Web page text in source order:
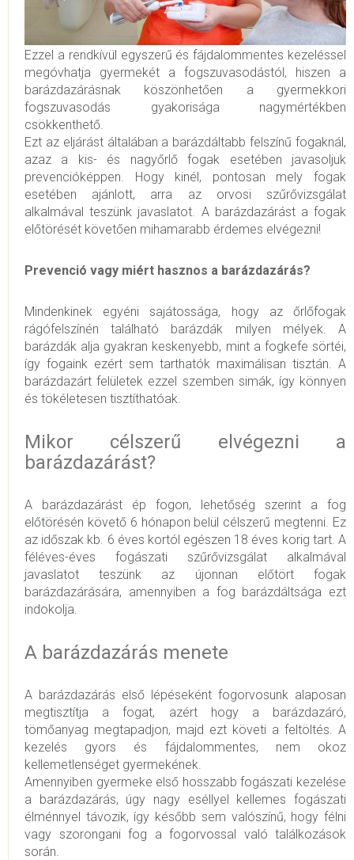
Ezzel a rendkívül egyszerű és fájdalommentes kezeléssel
megóvhatja gyermekét a fogszuvasodástól, hiszen a
barázdazárásnak köszönhetően a gyermekkori
fogszuvasodás gyakorisága nagymértékben
csökkenthető.
Ezt az eljárást általában a barázdáltabb felszínű fogaknál,
azaz a kis- és nagyőrlő fogak esetében javasoljuk
prevencióképpen. Hogy kinél, pontosan mely fogak
esetében ajánlott, arra az orvosi szűrővizsgálat
alkalmával teszünk javaslatot. A barázdazárást a fogak
előtörését követően mihamarabb érdemes elvégezni!
Prevenció vagy miért hasznos a barázdazárás?
Mindenkinek egyéni sajátossága, hogy az őrlőfogak
rágófelszínén található barázdák milyen mélyek. A
barázdák alja gyakran keskenyebb, mint a fogkefe sörtéi,
így fogaink ezért sem tarthatók maximálisan tisztán. A
barázdazárt felületek ezzel szemben simák, így könnyen
és tökéletesen tisztíthatóak.
Mikor célszerű elvégezni a
barázdazárást?
A barázdazárást ép fogon, lehetőség szerint a fog
előtörésén követő 6 hónapon belül célszerű megtenni. Ez
az időszak kb. 6 éves kortól egészen 18 éves korig tart. A
féléves-éves fogászati szűrővizsgálat alkalmával
javaslatot teszünk az újonnan előtört fogak
barázdazárására, amennyiben a fog barázdáltsága ezt
indokolja.
A barázdazárás menete
A barázdazárás első lépéseként fogorvosunk alaposan
megtisztítja a fogat, azért hogy a barázdazáró,
tömőanyag megtapadjon, majd ezt követi a feltöltés. A
kezelés gyors és fájdalommentes, nem okoz
kellemetlenséget gyermekének.
Amennyiben gyermeke első hosszabb fogászati kezelése
a barázdazárás, úgy nagy eséllyel kellemes fogászati
élménnyel távozik, így később sem valószínű, hogy félni
vagy szorongani fog a fogorvossal való találkozások
során.